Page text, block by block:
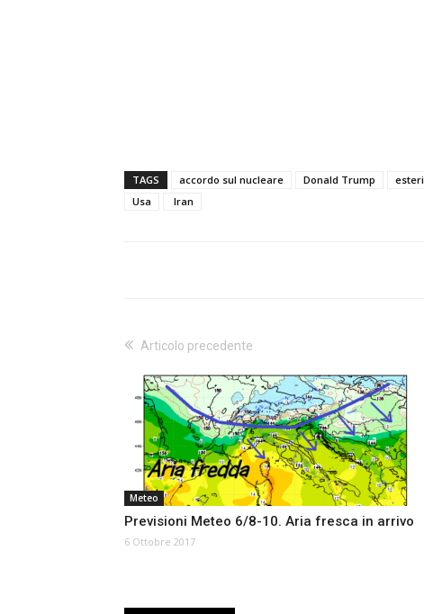
TAGS accordo sul nucleare Donald Trump esteri
Usa
Iran
Articolo precedente
Meteo
Previsioni Meteo 6/8-10. Aria fresca in arrivo
6 Ottobre 2017